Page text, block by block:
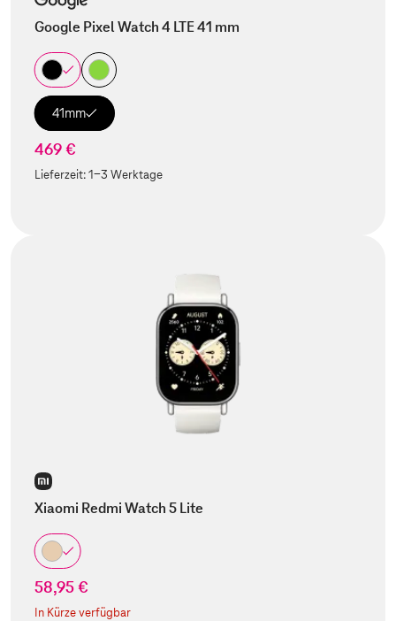
Google Pixel Watch 4 LTE 41 mm
41mm
469 €
Lieferzeit:1-3 Werktage
Xiaomi Redmi Watch 5 Lite
58,95 €
In Kürze verfügbar